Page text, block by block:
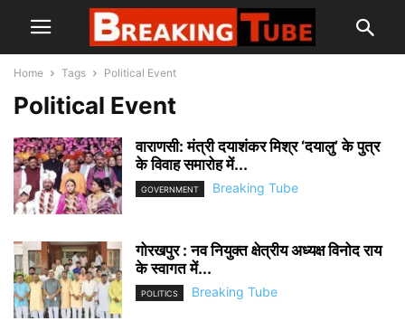
Home Tags Political Event
Political Event
वाराणसी: मंत्री दयाशंकर मिश्र ‘दयालु’ के पुत्र
के विवाह समारोह में...
GOVERNMENT Breaking Tube
गोरखपुर : नव नियुक्त क्षेत्रीय अध्यक्ष विनोद राय
के स्वागत में...
POLITICS Breaking Tube